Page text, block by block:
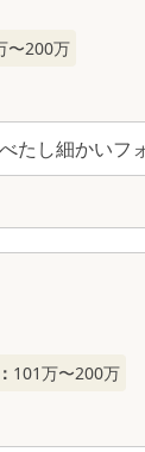
〜200万
たし細かいフ
101万〜200万